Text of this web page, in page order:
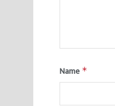
Name *